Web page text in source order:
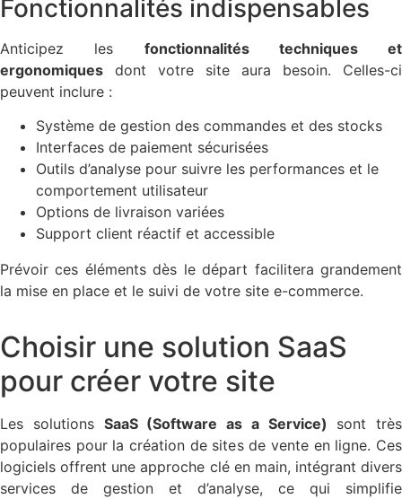
Fonctionnalités indispensables
Anticipez les fonctionnalités techniques et
ergonomiques dont votre site aura besoin. Celles-ci
peuvent inclure :
Système de gestion des commandes et des stocks
Interfaces de paiement sécurisées
Outils d’analyse pour suivre les performances et le
comportement utilisateur
Options de livraison variées
Support client réactif et accessible
Prévoir ces éléments dès le départ facilitera grandement
la mise en place et le suivi de votre site e-commerce.
Choisir une solution SaaS
pour créer votre site
Les solutions SaaS (Software as a Service) sont très
populaires pour la création de sites de vente en ligne. Ces
logiciels offrent une approche clé en main, intégrant divers
services de gestion et d’analyse, ce qui simplifie